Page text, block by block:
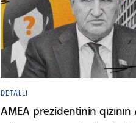
DETALLI
AMEA prezidentinin qızının